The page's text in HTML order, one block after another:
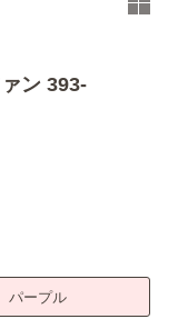
ン 393-
パープル